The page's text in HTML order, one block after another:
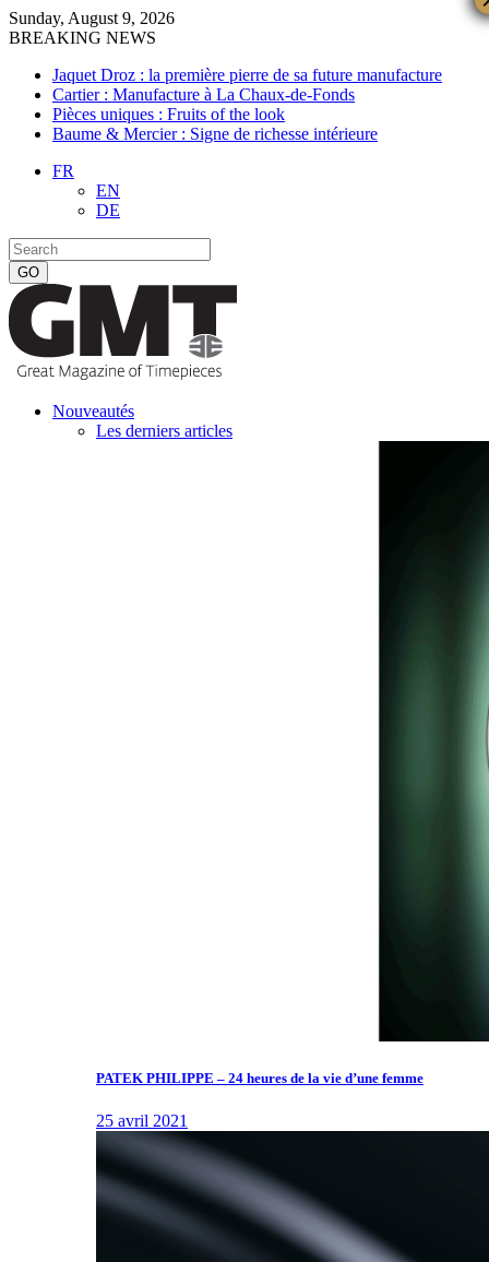
Sunday, August 9, 2026
BREAKING NEWS
Jaquet Droz : la première pierre de sa future manufacture
Cartier : Manufacture à La Chaux-de-Fonds
Pièces uniques : Fruits of the look
Baume & Mercier : Signe de richesse intérieure
FR
EN
DE
Nouveautés
Les derniers articles
PATEK PHILIPPE – 24 heures de la vie d’une femme
25 avril 2021